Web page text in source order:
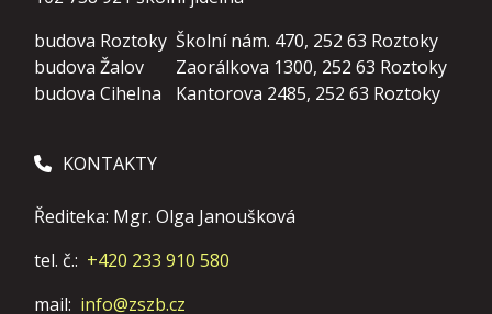
budova Roztoky Školní nám. 470, 252 63 Roztoky
budova Žalov
Zaorálkova 1300, 252 63 Roztoky
budova Cihelna
Kantorova 2485, 252 63 Roztoky
KONTAKTY
Řediteka: Mgr. Olga Janoušková
tel. č.: +420 233 910 580
mail: info@zszb.cz